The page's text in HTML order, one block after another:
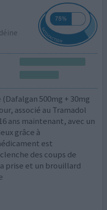
500mg + 30mg
associé au Tramadol
ans maintenant, avec un
grâce à
est
des coups de
prise et un brouillard